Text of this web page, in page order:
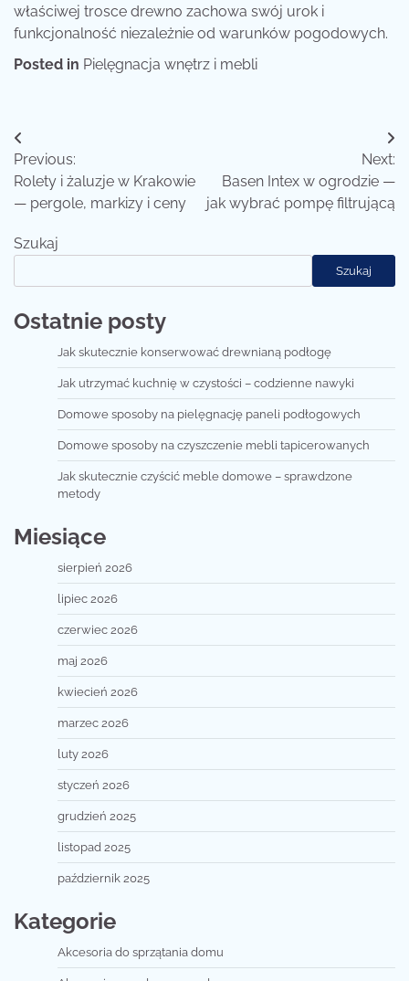
właściwej trosce drewno zachowa swój urok i
funkcjonalność niezależnie od warunków pogodowych.
Posted in Pielęgnacja wnętrz i mebli
Nawigacja
wpisu
Previous:
Rolety i żaluzje w Krakowie
— pergole, markizy i ceny
Next:
Basen Intex w ogrodzie —
jak wybrać pompę filtrującą
Szukaj
Szukaj
Ostatnie posty
Jak skutecznie konserwować drewnianą podłogę
Jak utrzymać kuchnię w czystości – codzienne nawyki
Domowe sposoby na pielęgnację paneli podłogowych
Domowe sposoby na czyszczenie mebli tapicerowanych
Jak skutecznie czyścić meble domowe – sprawdzone
metody
Miesiące
sierpień 2026
lipiec 2026
czerwiec 2026
maj 2026
kwiecień 2026
marzec 2026
luty 2026
styczeń 2026
grudzień 2025
listopad 2025
październik 2025
Kategorie
Akcesoria do sprzątania domu